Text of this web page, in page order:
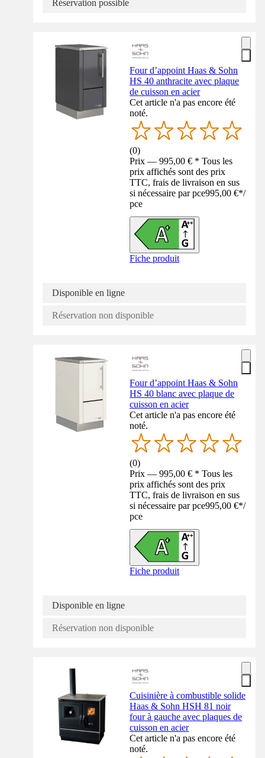
Réservation possible
Four d’appoint Haas & Sohn
HS 40 anthracite avec plaque
de cuisson en acier
Cet article n'a pas encore été
noté.
(0)
Prix — 995,00 € * Tous les
prix affichés sont des prix
TTC, frais de livraison en sus
si nécessaire par pce995,00 €*/
pce
Fiche produit
Disponible en ligne
Réservation non disponible
Four d’appoint Haas & Sohn
HS 40 blanc avec plaque de
cuisson en acier
Cet article n'a pas encore été
noté.
(0)
Prix — 995,00 € * Tous les
prix affichés sont des prix
TTC, frais de livraison en sus
si nécessaire par pce995,00 €*/
pce
Fiche produit
Disponible en ligne
Réservation non disponible
Cuisinière à combustible solide
Haas & Sohn HSH 81 noir
four à gauche avec plaques de
cuisson en acier
Cet article n'a pas encore été
noté.